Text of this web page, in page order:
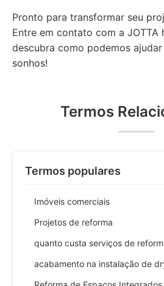
Pronto para transformar seu
Entre em contato com a JOTTA
descubra como podemos
sonhos!
Termos
Termos populares
Imóveis comerciais
Projetos de reforma
quanto custa serviços de
acabamento na instalação de